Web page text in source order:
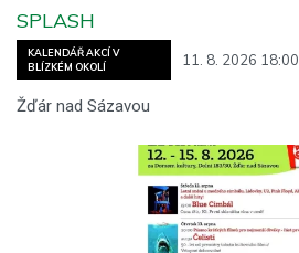
KALENDÁŘ AKCÍ V
BLÍZKÉM OKOLÍ
11. 8. 2026 18:00
SPLASH
Žďár nad Sázavou